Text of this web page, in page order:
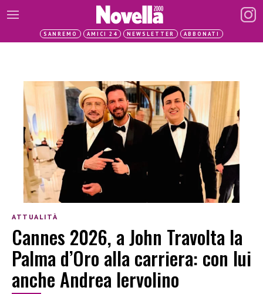
SANREMO AMICI 24 NEWSLETTER ABBONATI
ATTUALITÀ
Cannes 2026, a John Travolta la
Palma d’Oro alla carriera: con lui
anche Andrea Iervolino